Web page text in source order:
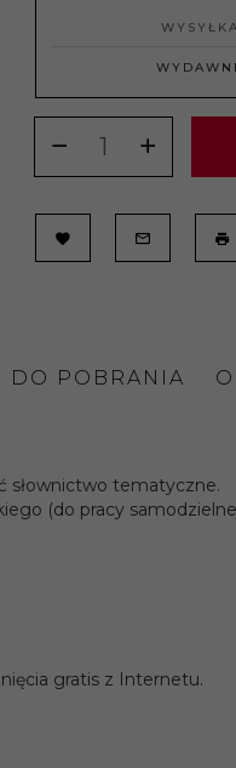
DO POBRANIA
słownictwo tematyczne.
(do pracy
gratis z Internetu.